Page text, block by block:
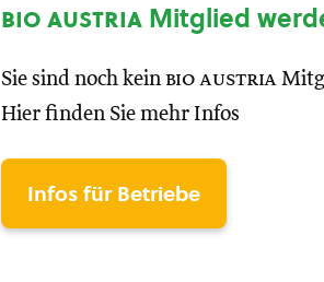
bio austria Mitglied
Sie sind noch kein bio austria
Hier finden Sie mehr Infos
Infos für Betriebe